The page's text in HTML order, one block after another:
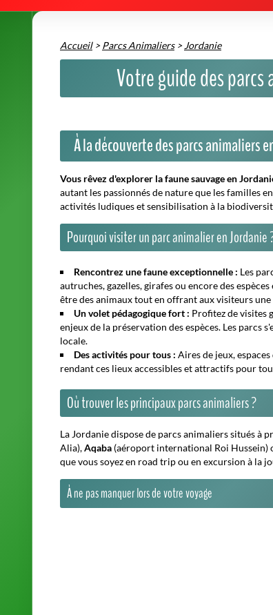
Accueil>Parcs Animaliers> Jordanie
Votre guide des
À la découverte des parcs animaliers
Vous rêvez d'explorer la faune sauvage en
autant les passionnés de nature que les familles
activités ludiques et sensibilisation à la
Pourquoi visiter un parc animalier en Jordanie
Rencontrez une faune exceptionnelle : Les
autruches, gazelles, girafes ou encore des
être des animaux tout en offrant aux visiteurs
Un volet pédagogique fort : Profitez de visites
enjeux de la préservation des espèces. Les parcs
locale.
Des activités pour tous : Aires de jeux,
rendant ces lieux accessibles et attractifs pour
Où trouver les principaux parcs animaliers ?
La Jordanie dispose de parcs animaliers situés à
Alia),Aqaba (aéroport international Roi Hussein)
que vous soyez en road trip ou en excursion à la
À ne pas manquer lors de votre voyage